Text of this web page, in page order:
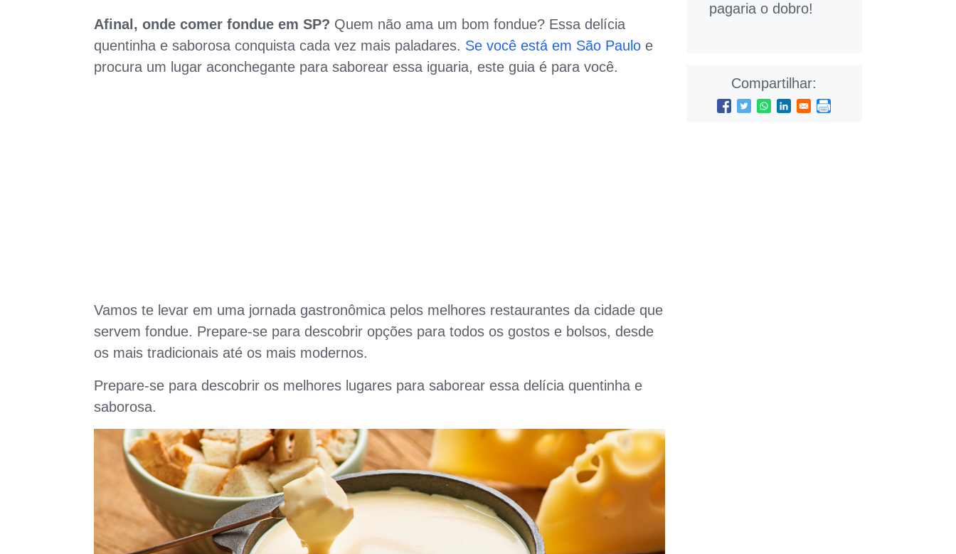
Afinal, onde comer fondue em SP? Quem não ama um bom fondue? Essa delícia
quentinha e saborosa conquista cada vez mais paladares. Se você está em São Paulo e
procura um lugar aconchegante para saborear essa iguaria, este guia é para você.
Vamos te levar em uma jornada gastronômica pelos melhores restaurantes da cidade que
servem fondue. Prepare-se para descobrir opções para todos os gostos e bolsos, desde
os mais tradicionais até os mais modernos.
Prepare-se para descobrir os melhores lugares para saborear essa delícia quentinha e
saborosa.
pagaria o dobro!
Compartilhar: